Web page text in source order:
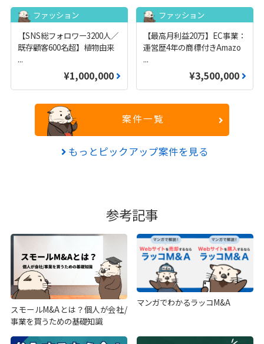
ファッション
【SNS総フォロワー3200人／
既存顧客600名超】植物由来
...
¥1,000,000
ファッション
【最高月利益20万】EC事業：
運営歴4年の商標付きAmazo
...
¥3,500,000
案件一覧
もっとピックアップ案件を見る
参考記事
スモールM&Aとは？個人が会社/
事業を買うための基礎知識
マンガでわかるラッコM&A